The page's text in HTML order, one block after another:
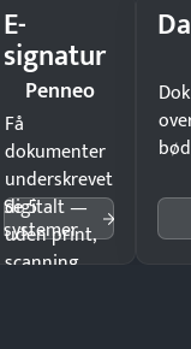
E-
signatur
Penneo
Få
dokumenter
underskrevet
digitalt —
uden print,
scanning
Se 5
systemer